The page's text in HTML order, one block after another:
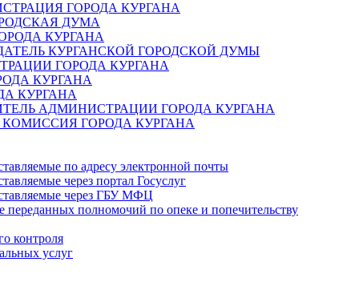
ГОРОДА КУРГАНА
ДУМА
КУРГАНА
КУРГАНСКОЙ ГОРОДСКОЙ ДУМЫ
ГОРОДА КУРГАНА
КУРГАНА
КУРГАНА
АДМИНИСТРАЦИИ ГОРОДА КУРГАНА
ГОРОДА КУРГАНА
по адресу электронной почты
через портал Госуслуг
через ГБУ МФЦ
переданных полномочий по опеке и попечительству
контроля
услуг